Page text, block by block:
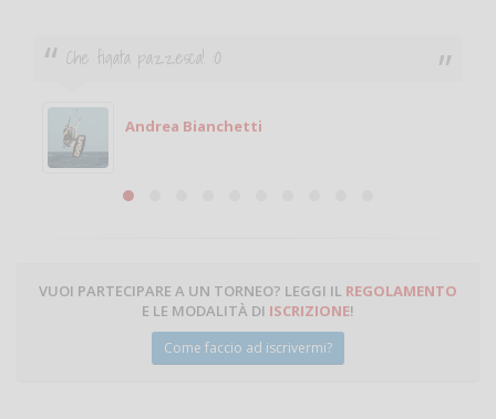
Ciao. Sono a Treviglio da poco e vorrei tornare a
giocare. Se sei in zona e puoi giocare fammi sapere.
Michele
Michele Miglionico
VUOI PARTECIPARE A UN TORNEO? LEGGI IL REGOLAMENTO
E LE MODALITÀ DI ISCRIZIONE!
Come faccio ad iscrivermi?